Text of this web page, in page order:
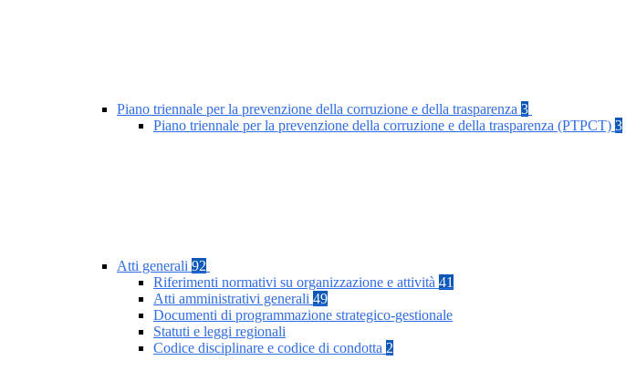
Piano triennale per la prevenzione della corruzione e della trasparenza 3
Piano triennale per la prevenzione della corruzione e della trasparenza (PTPCT) 3
Atti generali 92
Riferimenti normativi su organizzazione e attività 41
Atti amministrativi generali 49
Documenti di programmazione strategico-gestionale
Statuti e leggi regionali
Codice disciplinare e codice di condotta 2